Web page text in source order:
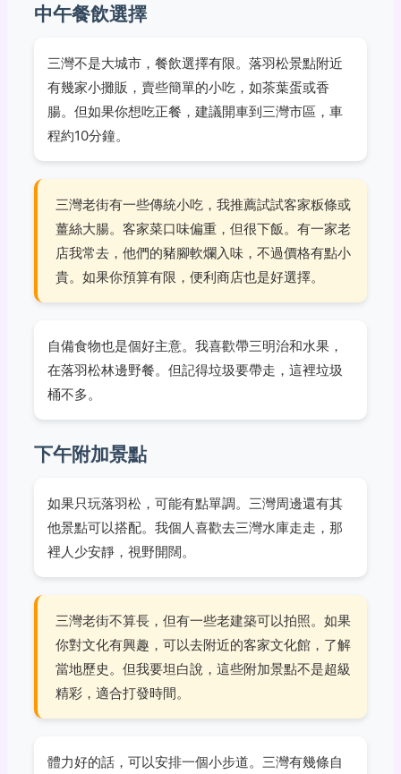
中午餐飲選擇
三灣不是大城市，餐飲選擇有限。落羽松景點附近
有幾家小攤販，賣些簡單的小吃，如茶葉蛋或香
腸。但如果你想吃正餐，建議開車到三灣市區，車
程約10分鐘。
三灣老街有一些傳統小吃，我推薦試試客家粄條或
薑絲大腸。客家菜口味偏重，但很下飯。有一家老
店我常去，他們的豬腳軟爛入味，不過價格有點小
貴。如果你預算有限，便利商店也是好選擇。
自備食物也是個好主意。我喜歡帶三明治和水果，
在落羽松林邊野餐。但記得垃圾要帶走，這裡垃圾
桶不多。
下午附加景點
如果只玩落羽松，可能有點單調。三灣周邊還有其
他景點可以搭配。我個人喜歡去三灣水庫走走，那
裡人少安靜，視野開闊。
三灣老街不算長，但有一些老建築可以拍照。如果
你對文化有興趣，可以去附近的客家文化館，了解
當地歷史。但我要坦白說，這些附加景點不是超級
精彩，適合打發時間。
體力好的話，可以安排一個小步道。三灣有幾條自